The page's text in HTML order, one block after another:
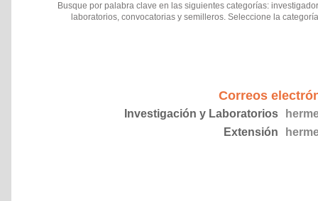
Busque por palabra clave en las siguientes categorías:
laboratorios, convocatorias y semilleros. Seleccione la
Correos
Investigación y Laboratorios
Extensión